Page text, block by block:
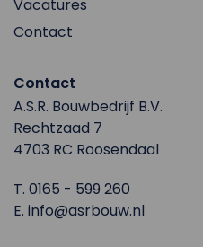
Vacatures
Contact
Contact
A.S.R. Bouwbedrijf B.V.
Rechtzaad 7
4703 RC Roosendaal
T. 0165 - 599 260
E. info@asrbouw.nl